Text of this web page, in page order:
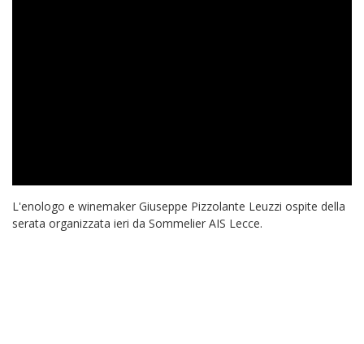
L'enologo e winemaker Giuseppe Pizzolante Leuzzi ospite della
serata organizzata ieri da Sommelier AIS Lecce.